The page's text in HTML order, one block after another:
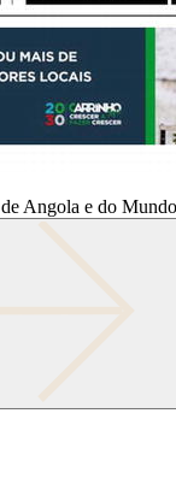
Angola e do Mundo